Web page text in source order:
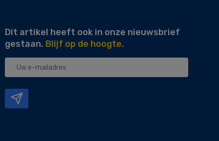
Dit artikel heeft ook in onze nieuwsbrief
gestaan. Blijf op de hoogte.
Uw